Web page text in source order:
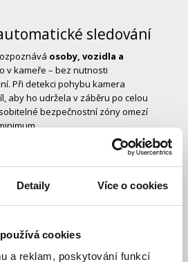
Detaily Více o cookies
cookies
a reklam, poskytování funkcí
sledování
osoby, vozidla a
v kameře – bez nutnosti
Při detekci pohybu kamera
aby ho udržela v záběru po celou
bezpečnostní zóny omezí